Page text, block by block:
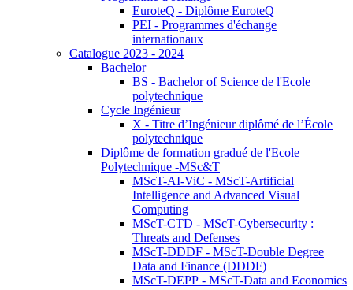
EuroteQ - Diplôme EuroteQ
PEI - Programmes d'échange
internationaux
Catalogue 2023 - 2024
Bachelor
BS - Bachelor of Science de l'Ecole
polytechnique
Cycle Ingénieur
X - Titre d’Ingénieur diplômé de l’École
polytechnique
Diplôme de formation gradué de l'Ecole
Polytechnique -MSc&T
MScT-AI-ViC - MScT-Artificial
Intelligence and Advanced Visual
Computing
MScT-CTD - MScT-Cybersecurity :
Threats and Defenses
MScT-DDDF - MScT-Double Degree
Data and Finance (DDDF)
MScT-DEPP - MScT-Data and Economics